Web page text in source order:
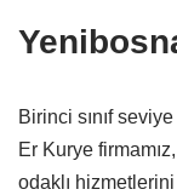
Birinci sınıf
Er Kurye
odaklı